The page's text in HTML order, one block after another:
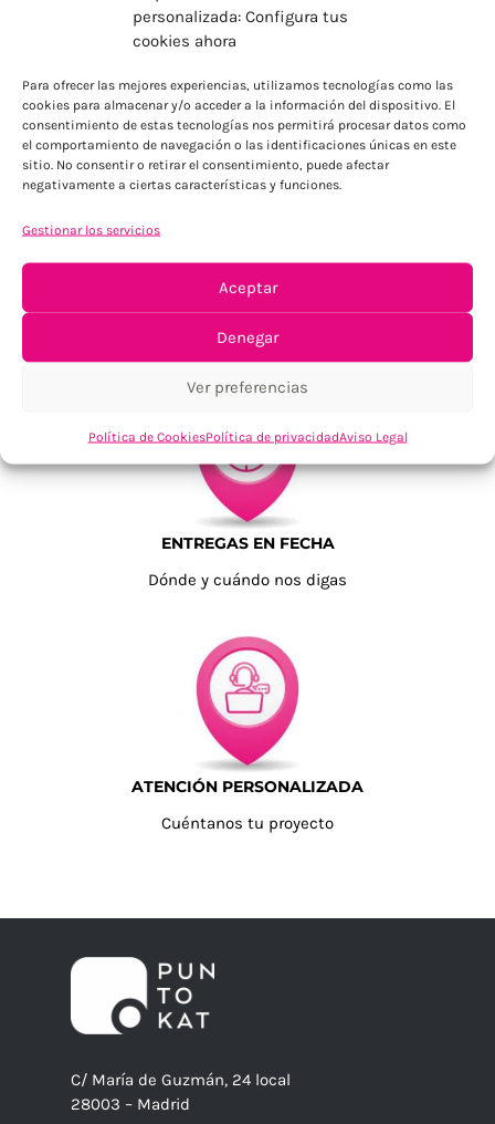
personalizada: Configura tus
cookies ahora
Para ofrecer las mejores experiencias, utilizamos tecnologías como las
cookies para almacenar y/o acceder a la información del dispositivo. El
consentimiento de estas tecnologías nos permitirá procesar datos como
el comportamiento de navegación o las identificaciones únicas en este
sitio. No consentir o retirar el consentimiento, puede afectar
negativamente a ciertas características y funciones.
Gestionar los servicios
Aceptar
Denegar
Ver preferencias
Política de CookiesPolítica de privacidadAviso Legal
Para Península, resto consultar
TU SATISFACCIÓN = LA NUESTRA
Tu confianza, nuestro objetivo
ENTREGAS EN FECHA
Dónde y cuándo nos digas
ATENCIÓN PERSONALIZADA
Cuéntanos tu proyecto
C/ María de Guzmán, 24 local
28003 – Madrid